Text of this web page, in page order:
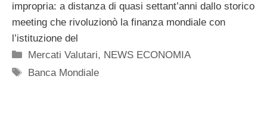
impropria: a distanza di quasi settant’anni dallo storico
meeting che rivoluzionò la finanza mondiale con
l’istituzione del
Categorie
Mercati Valutari, NEWS ECONOMIA
Tag
Banca Mondiale